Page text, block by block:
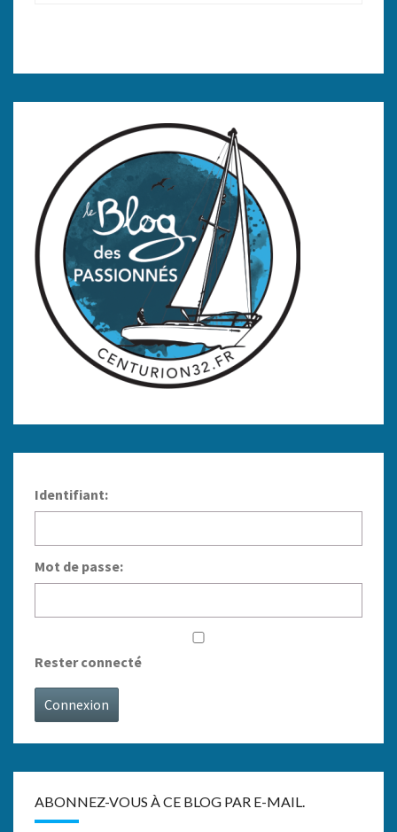
Identifiant:
Mot de passe:
Rester connecté
Connexion
ABONNEZ-VOUS À CE BLOG PAR E-MAIL.